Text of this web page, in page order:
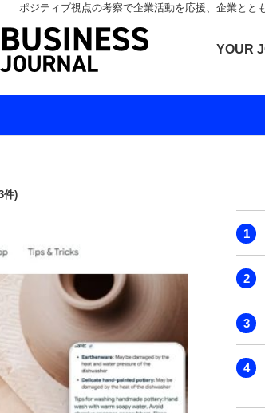
ポジティブ視点の考察で企業活動を応援、企業とと
件)
YOUR
IVS
LIFE
AI
REAL
BPaaS